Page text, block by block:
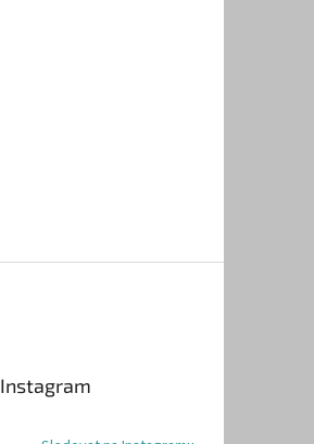
Instagram